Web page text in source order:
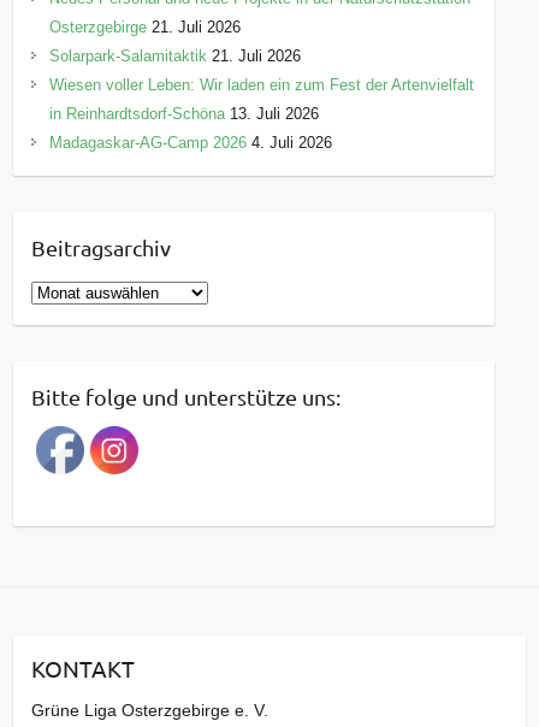
Osterzgebirge 21. Juli 2026
Solarpark-Salamitaktik 21. Juli 2026
Wiesen voller Leben: Wir laden ein zum Fest der Artenvielfalt
in Reinhardtsdorf-Schöna 13. Juli 2026
Madagaskar-AG-Camp 2026 4. Juli 2026
Beitragsarchiv
B
e
r
a
g
a
v
Bitte folge und unterstütze uns:
KONTAKT
Grüne Liga Osterzgebirge e. V.